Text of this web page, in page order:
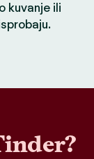
kuvanje ili